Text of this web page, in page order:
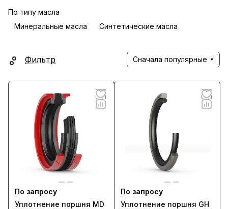
По типу масла
Минеральные масла
Синтетические масла
Фильтр Сначала популярные
По запросу
Уплотнение поршня MD
По запросу
Уплотнение поршня GH